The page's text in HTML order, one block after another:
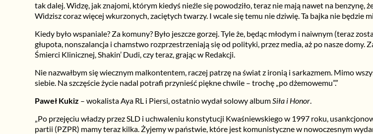
tak dalej. Widzę, jak znajomi, którym kiedyś nieźle się powodziło, teraz nie mają nawet na benzynę,
Widzisz coraz więcej wkurzonych, zaciętych twarzy. I wcale się temu nie dziwię. Ta bajka nie będzie
Kiedy było wspaniale? Za komuny? Było jeszcze gorzej. Tyle że, będąc młodym i naiwnym (teraz
głupota, nonszalancja i chamstwo rozprzestrzeniają się od polityki, przez media, aż po nasze domy.
Śmierci Klinicznej, Shakin’ Dudi, czy teraz, grając w Redakcji.
Nie nazwałbym się wiecznym malkontentem, raczej patrzę na świat z ironią i sarkazmem. Mimo
siebie. Na szczęście życie nadal potrafi przynieść piękne chwile – trochę „po dżemowemu”.”
Paweł Kukiz – wokalista Aya RL i Piersi, ostatnio wydał solowy albumSiła i Honor.
„Po przejęciu władzy przez SLD i uchwaleniu konstytucji Kwaśniewskiego w 1997 roku,
partii (PZPR) mamy teraz kilka. Żyjemy w państwie, które jest komunistyczne w nowoczesnym